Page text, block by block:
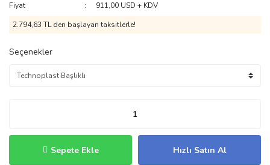
Fiyat
911,00 USD + KDV
2.794,63 TL den başlayan taksitlerle!
Seçenekler
Sepete Ekle Hızlı Satın Al